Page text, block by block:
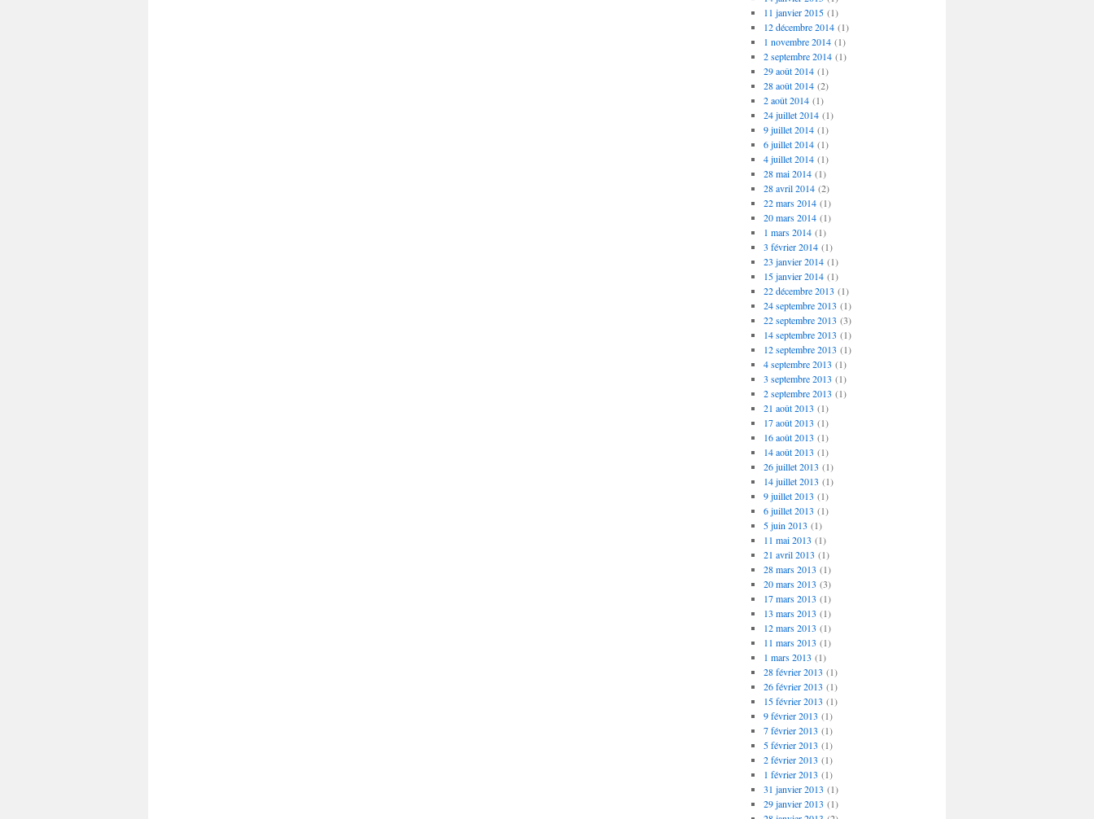
11 janvier 2015(1)
12 décembre 2014(1)
1 novembre 2014(1)
2 septembre 2014(1)
29 août 2014(1)
28 août 2014(2)
2 août 2014(1)
24 juillet 2014(1)
9 juillet 2014(1)
6 juillet 2014(1)
4 juillet 2014(1)
28 mai 2014(1)
28 avril 2014(2)
22 mars 2014(1)
20 mars 2014(1)
1 mars 2014(1)
3 février 2014(1)
23 janvier 2014(1)
15 janvier 2014(1)
22 décembre 2013 (1)
24 septembre 2013 (1)
22 septembre 2013 (3)
14 septembre 2013 (1)
12 septembre 2013 (1)
4 septembre 2013 (1)
3 septembre 2013 (1)
2 septembre 2013 (1)
21 août 2013 (1)
17 août 2013 (1)
16 août 2013 (1)
14 août 2013 (1)
26 juillet 2013 (1)
14 juillet 2013 (1)
9 juillet 2013 (1)
6 juillet 2013 (1)
5 juin 2013 (1)
11 mai 2013 (1)
21 avril 2013 (1)
28 mars 2013 (1)
20 mars 2013 (3)
17 mars 2013 (1)
13 mars 2013 (1)
12 mars 2013 (1)
11 mars 2013 (1)
1 mars 2013 (1)
28 février 2013 (1)
26 février 2013 (1)
15 février 2013 (1)
9 février 2013 (1)
7 février 2013 (1)
5 février 2013 (1)
2 février 2013 (1)
1 février 2013 (1)
31 janvier 2013 (1)
29 janvier 2013 (1)